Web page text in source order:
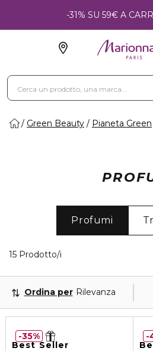
-31% SU 59€ A
Green Beauty Pianeta Green
Profumi
15 Prodotto/i
Ordina per Rilevanza
Best Seller
35%